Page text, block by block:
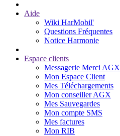
Aide
Wiki HarMobil'
Questions Fréquentes
Notice Harmonie
Espace clients
Messagerie Merci AGX
Mon Espace Client
Mes Téléchargements
Mon conseiller AGX
Mes Sauvegardes
Mon compte SMS
Mes factures
Mon RIB